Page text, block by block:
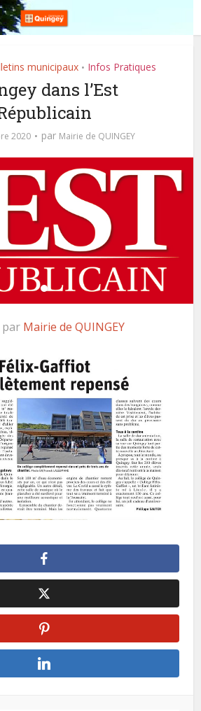
municipaux • Infos Pratiques
dans l’Est
2020 par Mairie de QUINGEY
par Mairie de QUINGEY